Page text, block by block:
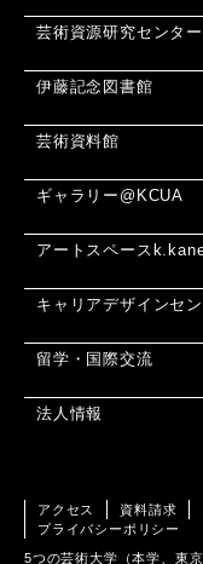
芸術資源研究センター
伊藤記念図書館
芸術資料館
ギャラリー@KCUA
アートスペース
キャリアデザインセ
留学・国際交流
法人情報
アクセス 資料請求
プライバシーポリシー
5つの芸術大学（本学、東